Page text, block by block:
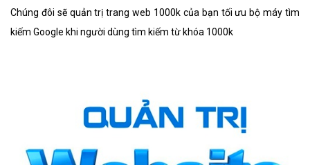
Chúng đôi sẽ quản trị trang web 1000k của bạn tối ưu bộ máy tìm
kiếm Google khi người dùng tìm kiếm từ khóa 1000k